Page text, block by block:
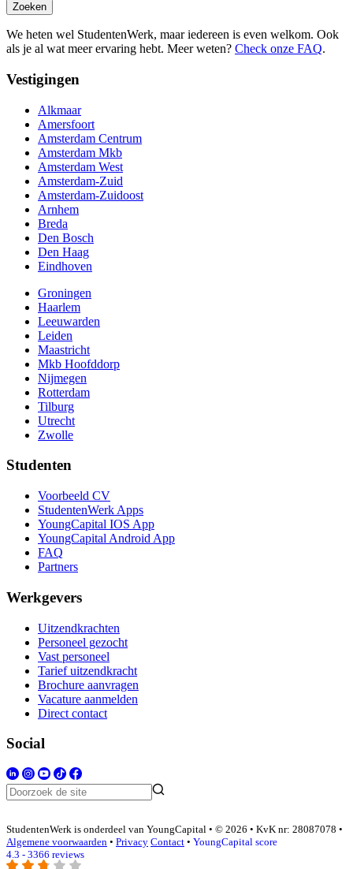
Zoeken
We heten wel StudentenWerk, maar iedereen is even welkom. Ook
als je al wat meer ervaring hebt. Meer weten? Check onze FAQ.
Vestigingen
Alkmaar
Amersfoort
Amsterdam Centrum
Amsterdam Mkb
Amsterdam West
Amsterdam-Zuid
Amsterdam-Zuidoost
Arnhem
Breda
Den Bosch
Den Haag
Eindhoven
Groningen
Haarlem
Leeuwarden
Leiden
Maastricht
Mkb Hoofddorp
Nijmegen
Rotterdam
Tilburg
Utrecht
Zwolle
Studenten
Voorbeeld CV
StudentenWerk Apps
YoungCapital IOS App
YoungCapital Android App
FAQ
Partners
Werkgevers
Uitzendkrachten
Personeel gezocht
Vast personeel
Tarief uitzendkracht
Brochure aanvragen
Vacature aanmelden
Direct contact
Social
StudentenWerk is onderdeel van YoungCapital • © 2026 • KvK nr: 28087078 •
Algemene voorwaarden • Privacy Contact • YoungCapital score
4.3 - 3366 reviews